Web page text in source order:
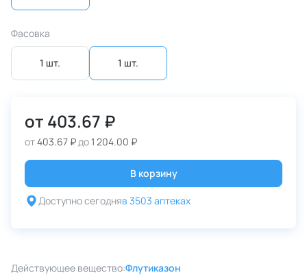
Фасовка
1 шт. 1 шт.
от 403.67 ₽
от403.67 ₽до1 204.00 ₽
В корзину
Доступно сегодняв 3503 аптеках
Действующее вещество:Флутиказон